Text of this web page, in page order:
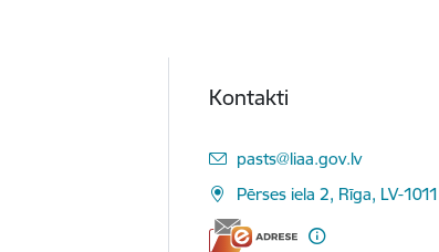
Kontakti
E-pasts:
pasts@liaa.gov.lv
Pērses iela 2, Rīga, LV-1011